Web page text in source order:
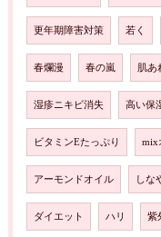
更年期障害対策 若く
春爛漫 春の嵐 肌あ
湿疹ニキビ消失 高い保
ビタミンEたっぷり mix
アーモンドオイル しな
ダイエット ハリ 紫